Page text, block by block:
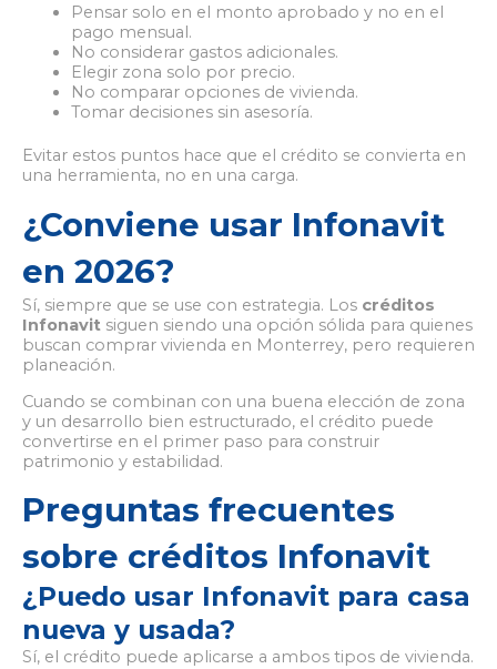
Pensar solo en el monto aprobado y no en el
pago mensual.
No considerar gastos adicionales.
Elegir zona solo por precio.
No comparar opciones de vivienda.
Tomar decisiones sin asesoría.
Evitar estos puntos hace que el crédito se convierta en
una herramienta, no en una carga.
¿Conviene usar Infonavit
en 2026?
Sí, siempre que se use con estrategia. Los créditos
Infonavit siguen siendo una opción sólida para quienes
buscan comprar vivienda en Monterrey, pero requieren
planeación.
Cuando se combinan con una buena elección de zona
y un desarrollo bien estructurado, el crédito puede
convertirse en el primer paso para construir
patrimonio y estabilidad.
Preguntas frecuentes
sobre créditos Infonavit
¿Puedo usar Infonavit para casa
nueva y usada?
Sí, el crédito puede aplicarse a ambos tipos de vivienda.